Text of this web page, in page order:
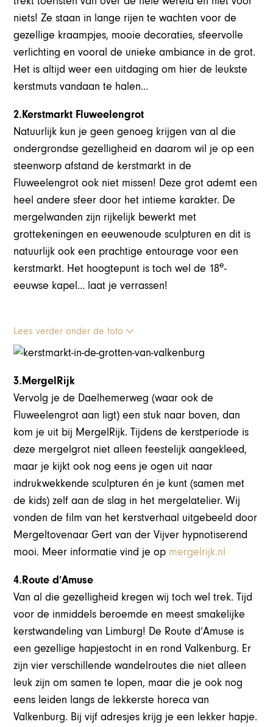
niets! Ze staan in lange rijen te wachten voor de
gezellige kraampjes, mooie decoraties, sfeervolle
verlichting en vooral de unieke ambiance in de grot.
Het is altijd weer een uitdaging om hier de leukste
kerstmuts vandaan te halen…
2.Kerstmarkt Fluweelengrot
Natuurlijk kun je geen genoeg krijgen van al die
ondergrondse gezelligheid en daarom wil je op een
steenworp afstand de kerstmarkt in de
Fluweelengrot ook niet missen! Deze grot ademt een
heel andere sfeer door het intieme karakter. De
mergelwanden zijn rijkelijk bewerkt met
grottekeningen en eeuwenoude sculpturen en dit is
natuurlijk ook een prachtige entourage voor een
kerstmarkt. Het hoogtepunt is toch wel de 18e-
eeuwse kapel… laat je verrassen!
Lees verder onder de foto
3.MergelRijk
Vervolg je de Daelhemerweg (waar ook de
Fluweelengrot aan ligt) een stuk naar boven, dan
kom je uit bij MergelRijk. Tijdens de kerstperiode is
deze mergelgrot niet alleen feestelijk aangekleed,
maar je kijkt ook nog eens je ogen uit naar
indrukwekkende sculpturen én je kunt (samen met
de kids) zelf aan de slag in het mergelatelier. Wij
vonden de film van het kerstverhaal uitgebeeld door
Mergeltovenaar Gert van der Vijver hypnotiserend
mooi. Meer informatie vind je op mergelrijk.nl
4.Route d’Amuse
Van al die gezelligheid kregen wij toch wel trek. Tijd
voor de inmiddels beroemde en meest smakelijke
kerstwandeling van Limburg! De Route d’Amuse is
een gezellige hapjestocht in en rond Valkenburg. Er
zijn vier verschillende wandelroutes die niet alleen
leuk zijn om samen te lopen, maar die je ook nog
eens leiden langs de lekkerste horeca van
Valkenburg. Bij vijf adresjes krijg je een lekker hapje.